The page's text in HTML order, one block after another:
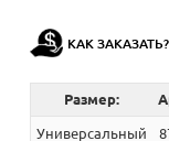
КАК ЗАКАЗАТЬ?
Размер:
Универсальный